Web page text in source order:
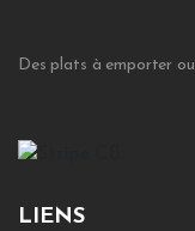
Des plats à emporter
LIENS